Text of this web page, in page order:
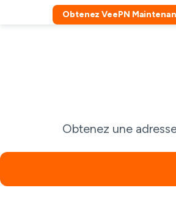
Obtenez VeePN
Obtenez une